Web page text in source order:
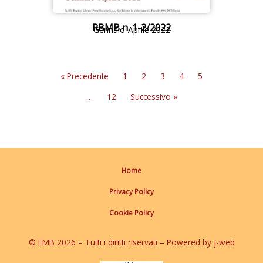
RBMB n. 1-2/2022
Gennaio-Aprile 2022
« Precedente 1 2 3 4
5
…
12 Successivo »
Home
Privacy Policy
Cookie Policy
© EMB 2026 – Tutti i diritti riservati – Powered by j-web